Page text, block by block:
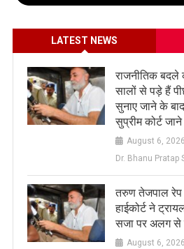
LATEST NEWS
राजनीतिक बदले
सालों से पड़े हैं
सुनाए जाने के
सुप्रीम कोर्ट
August 6, 2026
Dr. Bhanu Pratap
तरुण तेजपाल रेप
हाईकोर्ट ने
सजा पर अलग से
August 6, 2026